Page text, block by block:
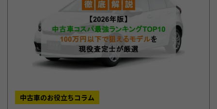
中古車のお役立ちコラム